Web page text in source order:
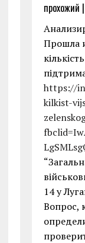
прохожий |
Прошла
https://
kilkist-
14 у
Вопрос,